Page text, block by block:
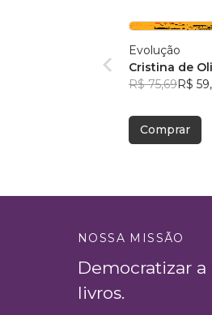
Evolução
Cristina de
Leopoldino
R$ 75,69R$
Comprar
NOSSA MISSÃO
Democratizar
livros.